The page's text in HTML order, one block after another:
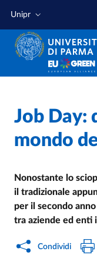
Unipr
Home
Cerca una notizia
/
Job Day:
mondo
Nonostante lo
il tradizionale
per il secondo
tra aziende ed enti
Condividi